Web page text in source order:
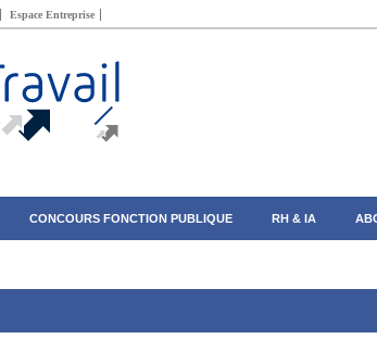
Espace Entreprise
CONCOURS FONCTION PUBLIQUE RH & IA